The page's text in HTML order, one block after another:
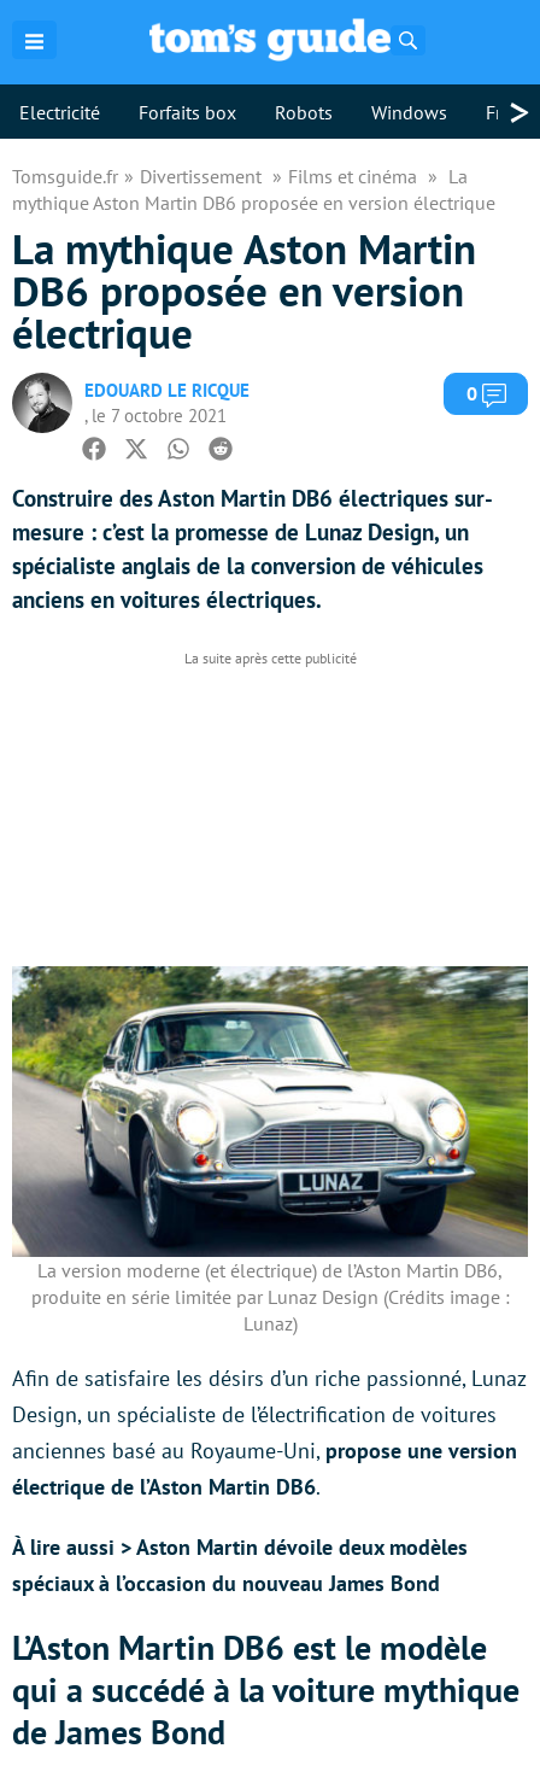
Electricité Forfaits box Robots Windows >
Tomsguide.fr Divertissement Films et cinéma
La
mythique Aston Martin DB6 proposée en version électrique
La mythique Aston Martin
DB6 proposée en version
électrique
EDOUARD LE RICQUE
, le 7 octobre 2021
0
Facebook
TwitterWhatsapp
Reddit
Construire des Aston Martin DB6 électriques sur-
mesure : c’est la promesse de Lunaz Design, un
spécialiste anglais de la conversion de véhicules
anciens en voitures électriques.
La version moderne (et électrique) de l’Aston Martin DB6,
produite en série limitée par Lunaz Design (Crédits image :
Lunaz)
Afin de satisfaire les désirs d’un riche passionné, Lunaz
Design, un spécialiste de l’électrification de voitures
anciennes basé au Royaume-Uni, propose une version
électrique de l’Aston Martin DB6.
À lire aussi > Aston Martin dévoile deux modèles
spéciaux à l’occasion du nouveau James Bond
L’Aston Martin DB6 est le modèle
qui a succédé à la voiture mythique
de James Bond